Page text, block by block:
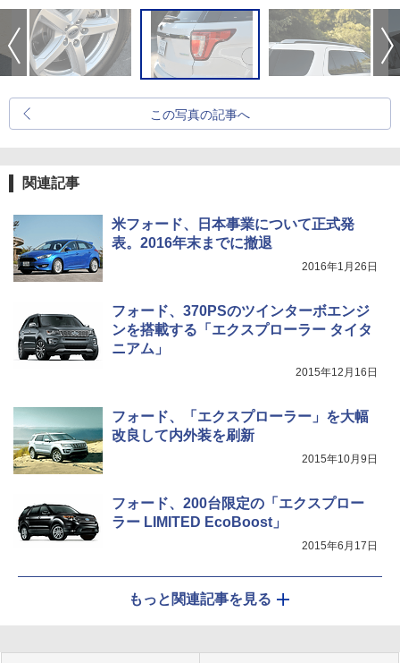
この写真の記事へ
関連記事
米フォード、日本事業について正式発
表。2016年末までに撤退
2016年1月26日
フォード、370PSのツインターボエンジ
ンを搭載する「エクスプローラー タイタ
ニアム」
2015年12月16日
フォード、「エクスプローラー」を大幅
改良して内外装を刷新
2015年10月9日
フォード、200台限定の「エクスプロー
ラー LIMITED EcoBoost」
2015年6月17日
もっと関連記事を見る